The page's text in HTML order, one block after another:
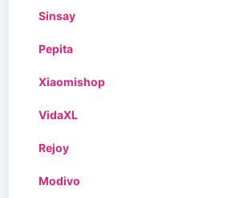
Sinsay
Pepita
Xiaomishop
VidaXL
Rejoy
Modivo